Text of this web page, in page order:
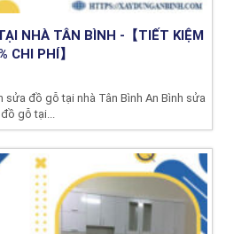
NHÀ TÂN BÌNH -【TIẾT KIỆM
CHI PHÍ】
sửa đồ gỗ tại nhà Tân Bình An Bình sửa
đồ gỗ tại...